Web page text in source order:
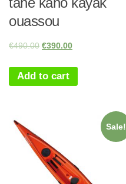
ouassou
€490.00 €390.00
Add to cart
Sale!